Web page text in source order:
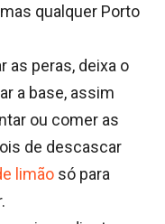
mas qualquer Porto
as peras, deixa o
a base, assim
ou comer as
de descascar
limão só para